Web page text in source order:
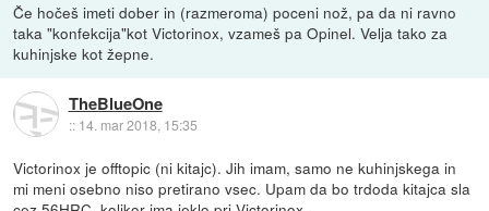
Če hočeš imeti dober in (razmeroma) poceni nož, pa da ni ravno
taka "konfekcija"kot Victorinox, vzameš pa Opinel. Velja tako za
kuhinjske kot žepne.
TheBlueOne
:: 14. mar 2018, 15:35
Victorinox je offtopic (ni kitajc). Jih imam, samo ne kuhinjskega in
mi meni osebno niso pretirano vsec. Upam da bo trdoda kitajca sla